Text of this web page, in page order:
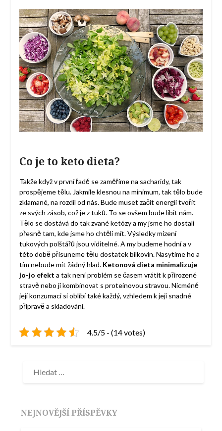
Co je to keto dieta?
Takže když v první řadě se zaměříme na sacharidy, tak
prospějeme tělu. Jakmile klesnou na minimum, tak tělo bude
zklamané, na rozdíl od nás. Bude muset začít energii tvořit
ze svých zásob, což je z tuků. To se ovšem bude líbit nám.
Tělo se dostává do tak zvané ketózy a my jsme ho dostali
přesně tam, kde jsme ho chtěli mít. Výsledky mizení
tukových polštářů jsou viditelné. A my budeme hodní a v
této době přisuneme tělu dostatek bílkovin. Nasytíme ho a
tím nebude mít žádný hlad. Ketonová dieta minimalizuje
jo-jo efekt a tak není problém se časem vrátit k přirozené
stravě nebo ji kombinovat s proteinovou stravou. Nicméně
její konzumaci si oblíbí také každý, vzhledem k její snadné
přípravě a skladování.
4.5/5 - (14 votes)
NEJNOVĚJŠÍ PŘÍSPĚVKY